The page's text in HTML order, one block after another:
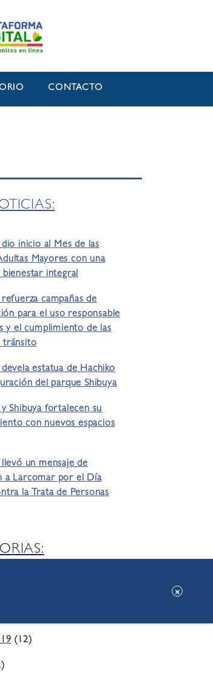
CONTACTO
inicio al Mes de las
Mayores con una
bienestar integral
campañas de
para el uso responsable
y el cumplimiento de las
tránsito
estatua de Hachiko
del parque Shibuya
Shibuya fortalecen su
con nuevos espacios
un mensaje de
a Larcomar por el Día
la Trata de Personas
(12)